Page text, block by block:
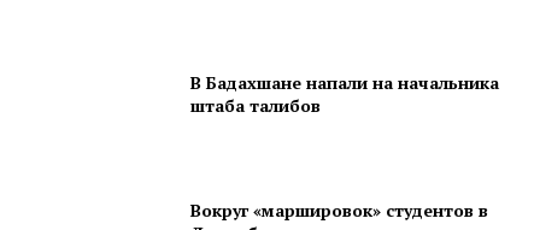
В Бадахшане напали на начальника
штаба талибов
Вокруг «маршировок» студентов в